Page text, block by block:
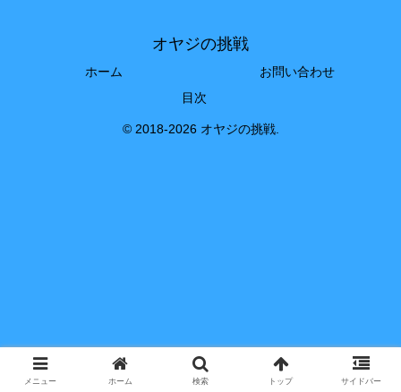
オヤジの挑戦
ホーム
お問い合わせ
目次
© 2018-2026 オヤジの挑戦.
メニュー ホーム 検索 トップ サイドバー